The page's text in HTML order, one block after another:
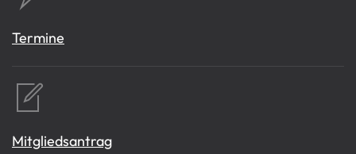
Termine
Mitgliedsantrag